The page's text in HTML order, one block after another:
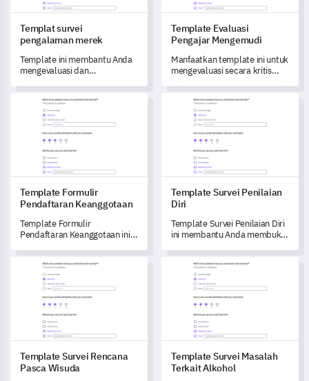
Templat survei
pengalaman merek
Template ini membantu Anda
mengevaluasi dan
merek Anda.
Template Evaluasi
Pengajar Mengemudi
Manfaatkan template ini untuk
mengevaluasi secara kritis
dan meningkatkan kualitas
layanan Anda.
Template Formulir Pendaftaran Keanggotaan
Template Formulir
Pendaftaran Keanggotaan
Template Formulir
Pendaftaran Keanggotaan ini
memahami dan melayani
anggota Anda dengan lebih
Template Survei Penilaian Diri
Template Survei Penilaian
Diri
Template Survei Penilaian Diri
ini membantu Anda membuka
dengan menawarkan evaluasi
menyeluruh tentang
keterampilan dan tujuan
Template Survei Rencana Pasca Wisuda
Template Survei Rencana
Pasca Wisuda
Template Survei Masalah
Template Survei Masalah
Terkait Alkohol